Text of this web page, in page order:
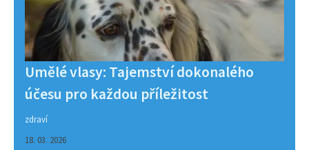
Umělé vlasy: Tajemství dokonalého
účesu pro každou příležitost
zdraví
18. 03. 2026